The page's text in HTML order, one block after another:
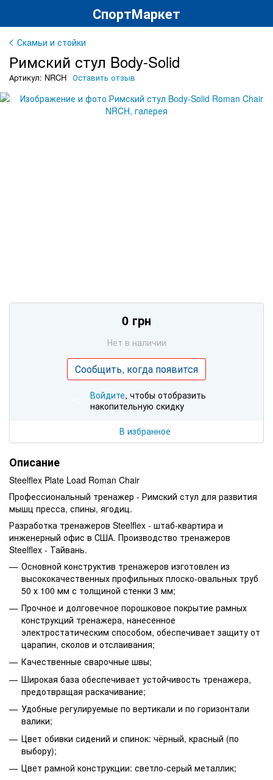
СпортМаркет
Скамьи и стойки
Римский стул Body-Solid
Артикул: NRCH Оставить отзыв
0 грн
Нет в наличии
Сообщить, когда появится
Войдите, чтобы отобразить
накопительную скидку
В избранное
Описание
Steelflex Plate Load Roman Chair
Профессиональный тренажер - Римский стул для развития
мышц пресса, спины, ягодиц.
Разработка тренажеров Steelflex - штаб-квартира и
инженерный офис в США. Производство тренажеров
Steelflex - Тайвань.
Основной конструктив тренажеров изготовлен из
высококачественных профильных плоско-овальных труб
50 х 100 мм с толщиной стенки 3 мм;
Прочное и долговечное порошковое покрытие рамных
конструкций тренажера, нанесенное
электростатическим способом, обеспечивает защиту от
царапин, сколов и отслаивания;
Качественные сварочные швы;
Широкая база обеспечивает устойчивость тренажера,
предотвращая раскачивание;
Удобные регулируемые по вертикали и по горизонтали
валики;
Цвет обивки сидений и спинок: чёрный, красный (по
выбору);
Цвет рамной конструкции: светло-серый металлик;